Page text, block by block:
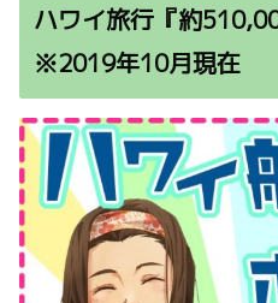
ハワイ旅行『約
※2019年10月現在